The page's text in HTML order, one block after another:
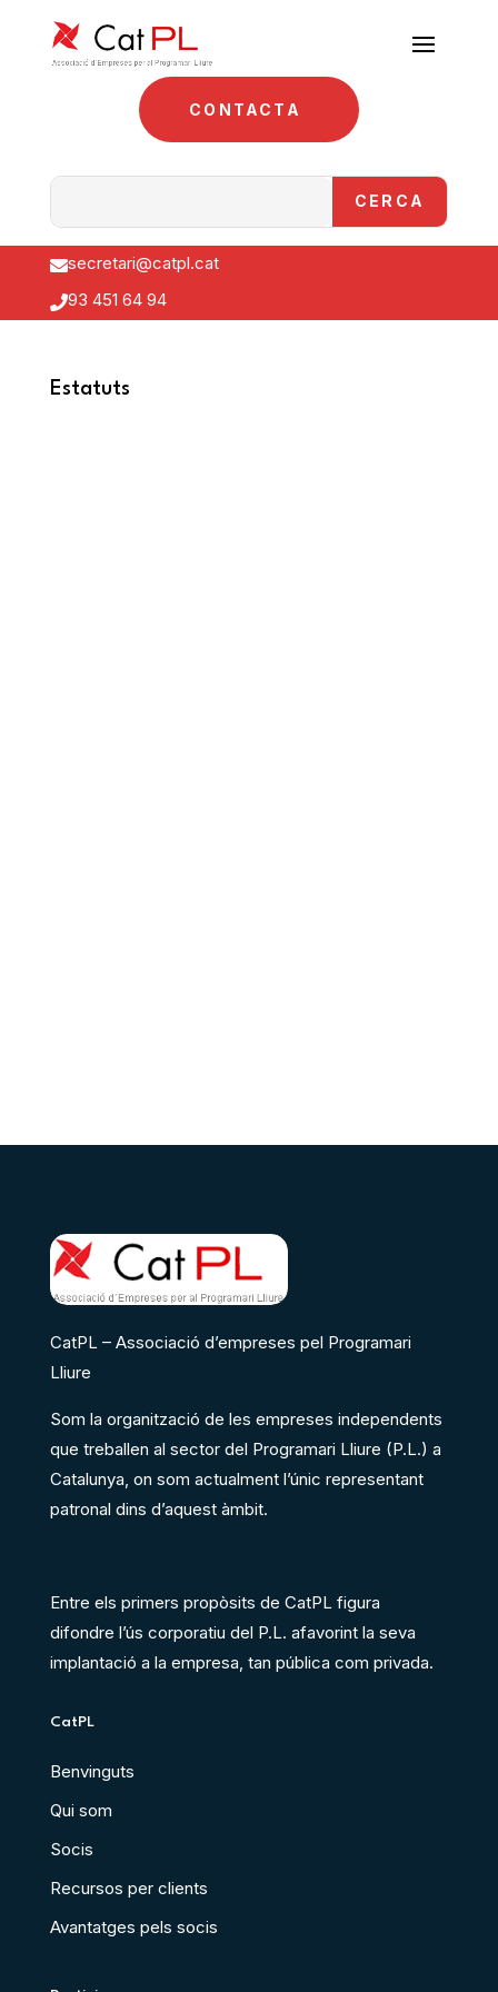
CONTACTA
secretari@catpl.cat
93 451 64 94
Estatuts
CatPL – Associació d’empreses pel Programari
Lliure
Som la organització de les empreses independents
que treballen al sector del Programari Lliure (P.L.) a
Catalunya, on som actualment l’únic representant
patronal dins d’aquest àmbit.
Entre els primers propòsits de CatPL figura
difondre l’ús corporatiu del P.L. afavorint la seva
implantació a la empresa, tan pública com privada.
CatPL
Benvinguts
Qui som
Socis
Recursos per clients
Avantatges pels socis